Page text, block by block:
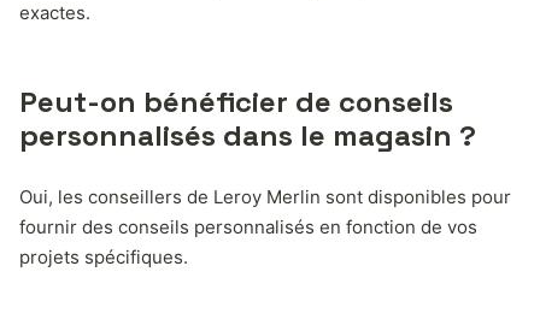
exactes.
Peut-on bénéficier de conseils
personnalisés dans le magasin ?
Oui, les conseillers de Leroy Merlin sont disponibles pour
fournir des conseils personnalisés en fonction de vos
projets spécifiques.